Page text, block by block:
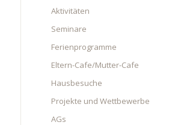
Aktivitäten
Seminare
Ferienprogramme
Eltern-Cafe/Mutter-Cafe
Hausbesuche
Projekte und Wettbewerbe
AGs